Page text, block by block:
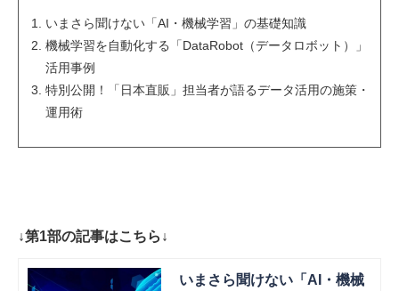
いまさら聞けない「AI・機械学習」の基礎知識
機械学習を自動化する「DataRobot（データロボット）」
活用事例
特別公開！「日本直販」担当者が語るデータ活用の施策・
運用術
↓第1部の記事はこちら↓
いまさら聞けない「AI・機械